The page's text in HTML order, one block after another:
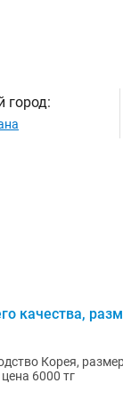
город:
качества,
Корея,
6000 тг